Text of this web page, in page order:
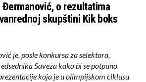
o rezultatima
skupštini Kik boks
je, posle konkursa za selektora,
Saveza kako bi se potpuno
koja je u olimpijskom ciklusu